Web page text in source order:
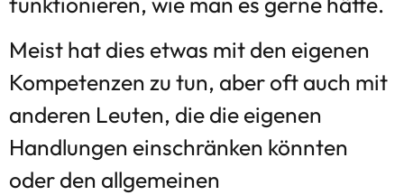
Meist hat dies etwas mit den eigenen
Kompetenzen zu tun, aber oft auch mit
anderen Leuten, die die eigenen
Handlungen einschränken könnten
oder den allgemeinen